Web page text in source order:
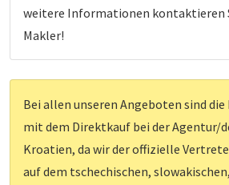
weitere Informationen kontaktieren
Makler!
Bei allen unseren Angeboten sind
mit dem Direktkauf bei der Agentur/
Kroatien, da wir der offizielle
auf dem tschechischen,